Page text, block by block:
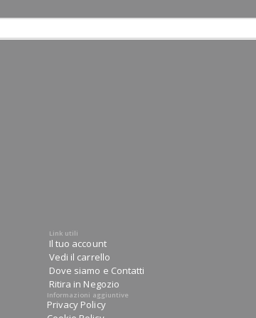
Link utili
Il tuo account
Vedi il carrello
Dove siamo e Contatti
Ritira in Negozio
Informazioni aggiuntive
Privacy Policy